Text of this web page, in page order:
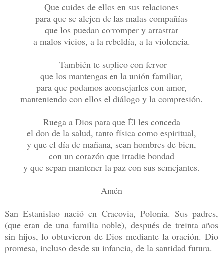
Que cuides de ellos en sus relaciones
para que se alejen de las malas compañías
que los puedan corromper y arrastrar
a malos vicios, a la rebeldía, a la violencia.
También te suplico con fervor
que los mantengas en la unión familiar,
para que podamos aconsejarles con amor,
manteniendo con ellos el diálogo y la compresión.
Ruega a Dios para que Él les conceda
el don de la salud, tanto física como espiritual,
y que el día de mañana, sean hombres de bien,
con un corazón que irradie bondad
y que sepan mantener la paz con sus semejantes.
Amén
San Estanislao nació en Cracovia, Polonia. Sus padres,
(que eran de una familia noble), después de treinta años
sin hijos, lo obtuvieron de Dios mediante la oración. Dio
promesa, incluso desde su infancia, de la santidad futura.